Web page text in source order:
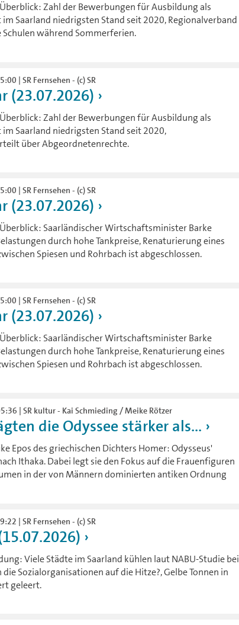
Zahl der Bewerbungen für Ausbildung als
Saarland niedrigsten Stand seit 2020, Regionalverband
während Sommerferien.
| SR Fernsehen - (c) SR
(23.07.2026)
Zahl der Bewerbungen für Ausbildung als
Saarland niedrigsten Stand seit 2020,
über Abgeordnetenrechte.
| SR Fernsehen - (c) SR
(23.07.2026)
Saarländischer Wirtschaftsminister Barke
durch hohe Tankpreise, Renaturierung eines
Spiesen und Rohrbach ist abgeschlossen.
| SR Fernsehen - (c) SR
(23.07.2026)
Saarländischer Wirtschaftsminister Barke
durch hohe Tankpreise, Renaturierung eines
Spiesen und Rohrbach ist abgeschlossen.
| SR kultur - Kai Schmieding / Meike Rötzer
die Odyssee stärker als...
Epos des griechischen Dichters Homer: Odysseus'
Ithaka. Dabei legt sie den Fokus auf die Frauenfiguren
in der von Männern dominierten antiken Ordnung
| SR Fernsehen - (c) SR
Viele Städte im Saarland kühlen laut NABU-Studie bei
Sozialorganisationen auf die Hitze?, Gelbe Tonnen in
geleert.